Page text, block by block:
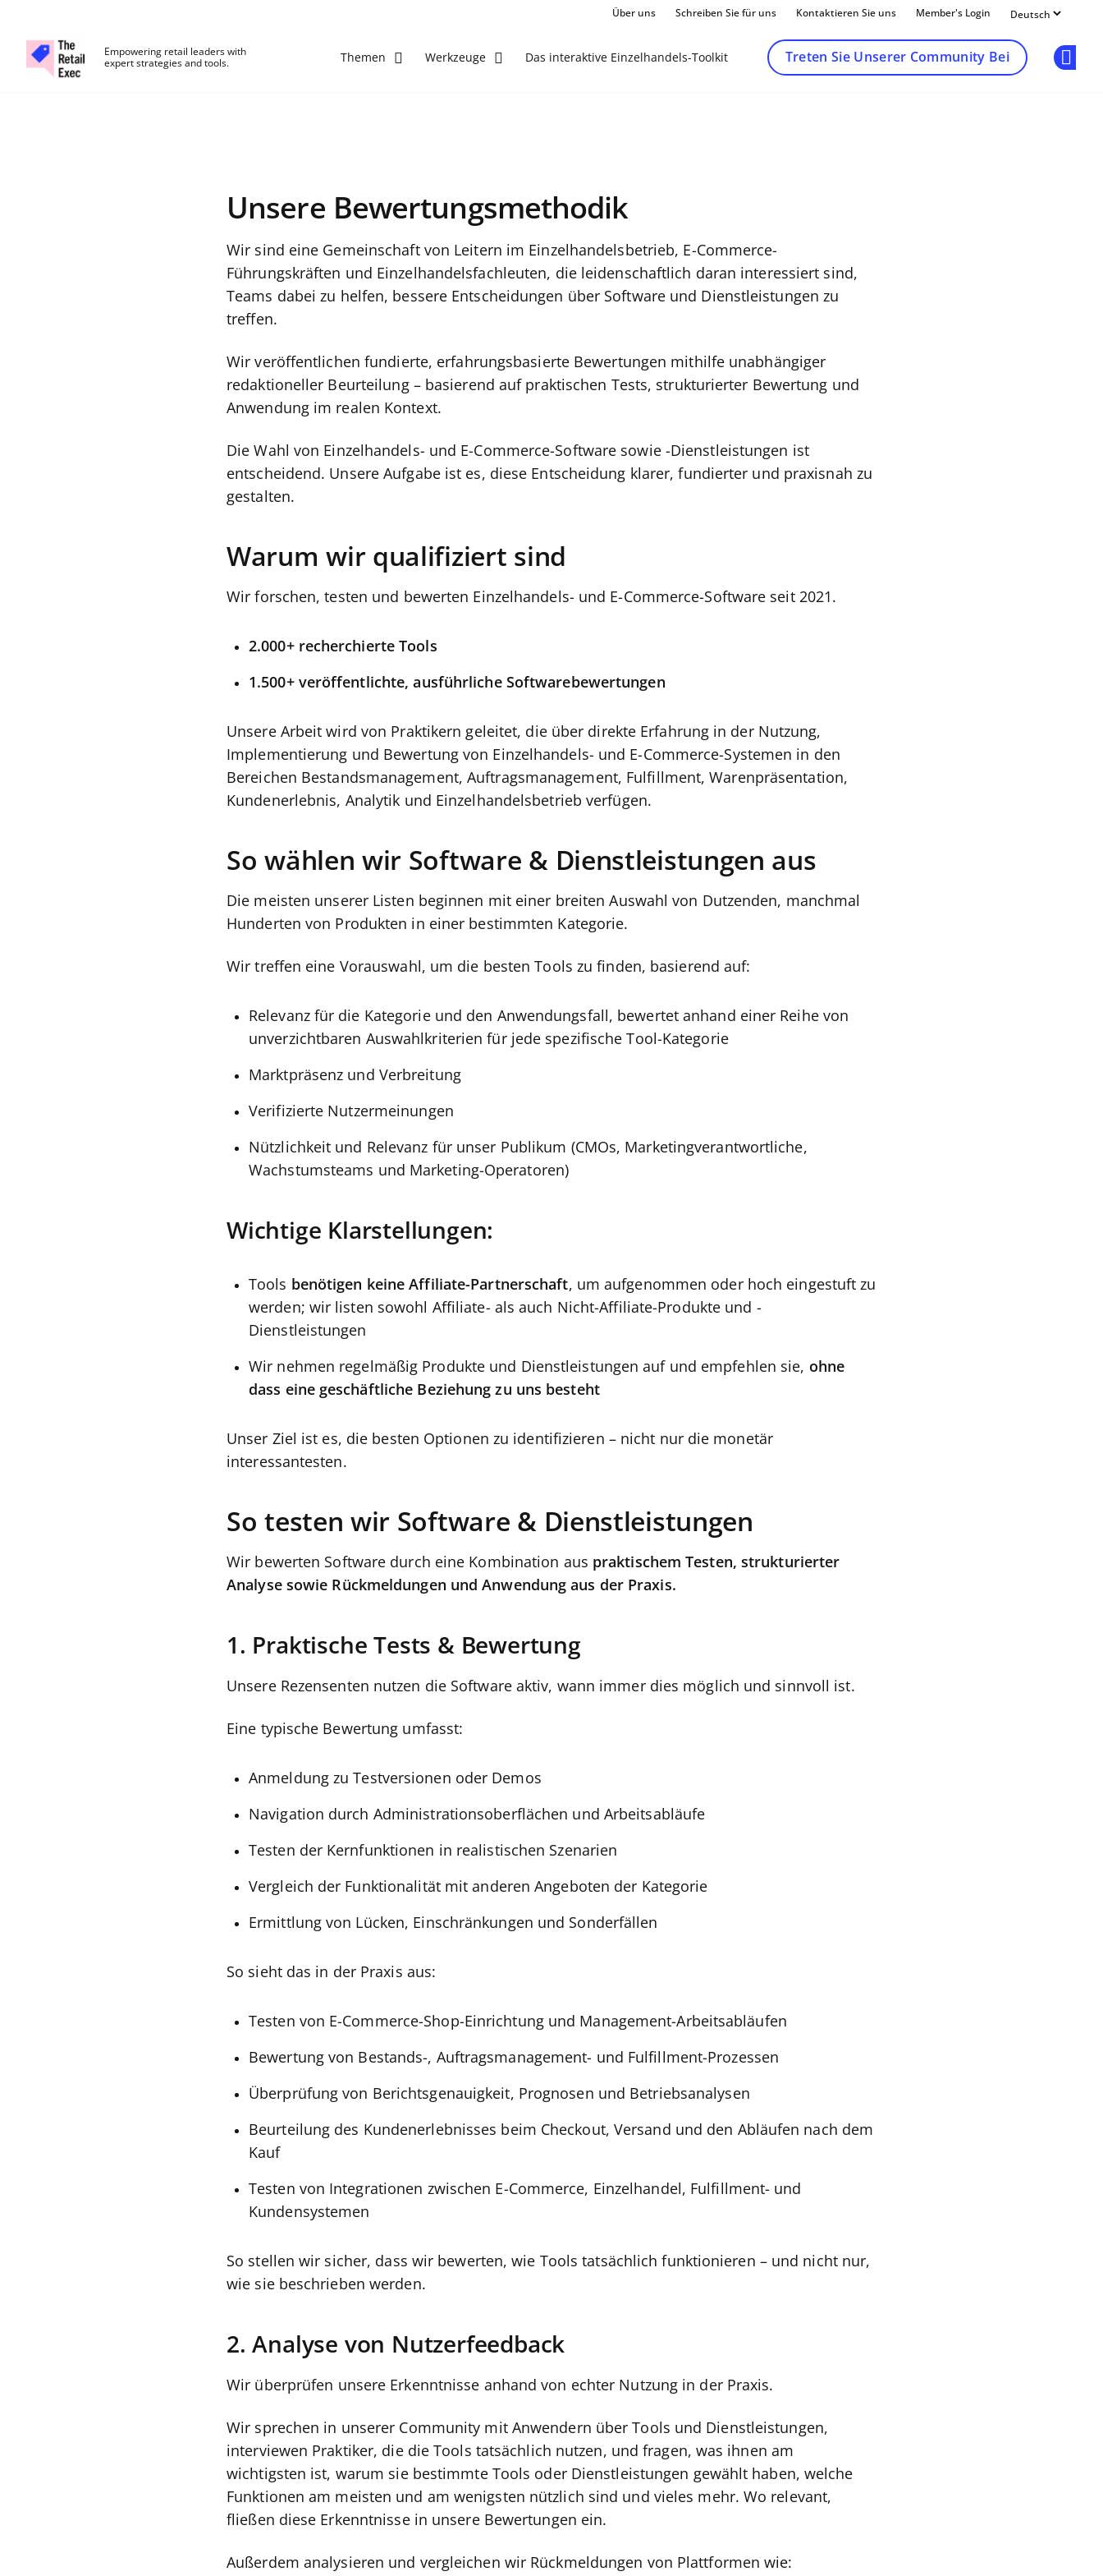
Über uns Schreiben Sie für uns Kontaktieren Sie uns Member's Login
Empowering retail leaders with
expert strategies and tools.
Themen Werkzeuge Das interaktive Einzelhandels-Toolkit Treten Sie Unserer Community Bei
Unsere Bewertungsmethodik
Wir sind eine Gemeinschaft von Leitern im Einzelhandelsbetrieb, E-Commerce-
Führungskräften und Einzelhandelsfachleuten, die leidenschaftlich daran interessiert sind,
Teams dabei zu helfen, bessere Entscheidungen über Software und Dienstleistungen zu
treffen.
Wir veröffentlichen fundierte, erfahrungsbasierte Bewertungen mithilfe unabhängiger
redaktioneller Beurteilung – basierend auf praktischen Tests, strukturierter Bewertung und
Anwendung im realen Kontext.
Die Wahl von Einzelhandels- und E-Commerce-Software sowie -Dienstleistungen ist
entscheidend. Unsere Aufgabe ist es, diese Entscheidung klarer, fundierter und praxisnah zu
gestalten.
Warum wir qualifiziert sind
Wir forschen, testen und bewerten Einzelhandels- und E-Commerce-Software seit 2021.
2.000+ recherchierte Tools
1.500+ veröffentlichte, ausführliche Softwarebewertungen
Unsere Arbeit wird von Praktikern geleitet, die über direkte Erfahrung in der Nutzung,
Implementierung und Bewertung von Einzelhandels- und E-Commerce-Systemen in den
Bereichen Bestandsmanagement, Auftragsmanagement, Fulfillment, Warenpräsentation,
Kundenerlebnis, Analytik und Einzelhandelsbetrieb verfügen.
So wählen wir Software & Dienstleistungen aus
Die meisten unserer Listen beginnen mit einer breiten Auswahl von Dutzenden, manchmal
Hunderten von Produkten in einer bestimmten Kategorie.
Wir treffen eine Vorauswahl, um die besten Tools zu finden, basierend auf:
Relevanz für die Kategorie und den Anwendungsfall, bewertet anhand einer Reihe von
unverzichtbaren Auswahlkriterien für jede spezifische Tool-Kategorie
Marktpräsenz und Verbreitung
Verifizierte Nutzermeinungen
Nützlichkeit und Relevanz für unser Publikum (CMOs, Marketingverantwortliche,
Wachstumsteams und Marketing-Operatoren)
Wichtige Klarstellungen:
Tools benötigen keine Affiliate-Partnerschaft, um aufgenommen oder hoch eingestuft zu
werden; wir listen sowohl Affiliate- als auch Nicht-Affiliate-Produkte und -
Dienstleistungen
Wir nehmen regelmäßig Produkte und Dienstleistungen auf und empfehlen sie, ohne
dass eine geschäftliche Beziehung zu uns besteht
Unser Ziel ist es, die besten Optionen zu identifizieren – nicht nur die monetär
interessantesten.
So testen wir Software & Dienstleistungen
Wir bewerten Software durch eine Kombination aus praktischem Testen, strukturierter
Analyse sowie Rückmeldungen und Anwendung aus der Praxis.
1. Praktische Tests & Bewertung
Unsere Rezensenten nutzen die Software aktiv, wann immer dies möglich und sinnvoll ist.
Eine typische Bewertung umfasst:
Anmeldung zu Testversionen oder Demos
Navigation durch Administrationsoberflächen und Arbeitsabläufe
Testen der Kernfunktionen in realistischen Szenarien
Vergleich der Funktionalität mit anderen Angeboten der Kategorie
Ermittlung von Lücken, Einschränkungen und Sonderfällen
So sieht das in der Praxis aus:
Testen von E-Commerce-Shop-Einrichtung und Management-Arbeitsabläufen
Bewertung von Bestands-, Auftragsmanagement- und Fulfillment-Prozessen
Überprüfung von Berichtsgenauigkeit, Prognosen und Betriebsanalysen
Beurteilung des Kundenerlebnisses beim Checkout, Versand und den Abläufen nach dem
Kauf
Testen von Integrationen zwischen E-Commerce, Einzelhandel, Fulfillment- und
Kundensystemen
So stellen wir sicher, dass wir bewerten, wie Tools tatsächlich funktionieren – und nicht nur,
wie sie beschrieben werden.
2. Analyse von Nutzerfeedback
Wir überprüfen unsere Erkenntnisse anhand von echter Nutzung in der Praxis.
Wir sprechen in unserer Community mit Anwendern über Tools und Dienstleistungen,
interviewen Praktiker, die die Tools tatsächlich nutzen, und fragen, was ihnen am
wichtigsten ist, warum sie bestimmte Tools oder Dienstleistungen gewählt haben, welche
Funktionen am meisten und am wenigsten nützlich sind und vieles mehr. Wo relevant,
fließen diese Erkenntnisse in unsere Bewertungen ein.
Außerdem analysieren und vergleichen wir Rückmeldungen von Plattformen wie: